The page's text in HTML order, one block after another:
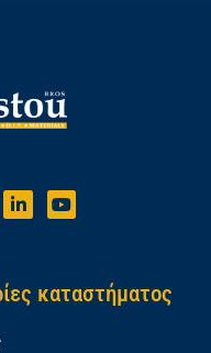
καταστήματος